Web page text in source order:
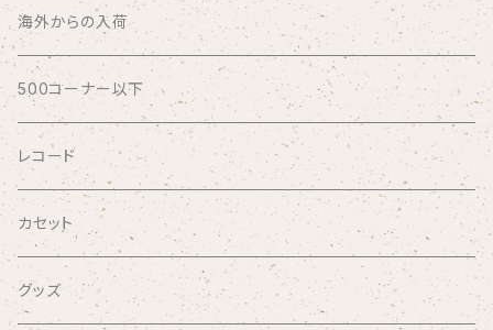
ABSOLUTE LOSERS
AFRICA
AGU
AIRCRAFT
airlie
海外からの入荷
500コーナー以下
レコード
カセット
グッズ